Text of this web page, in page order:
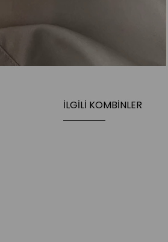
İLGILI KOMBINLER